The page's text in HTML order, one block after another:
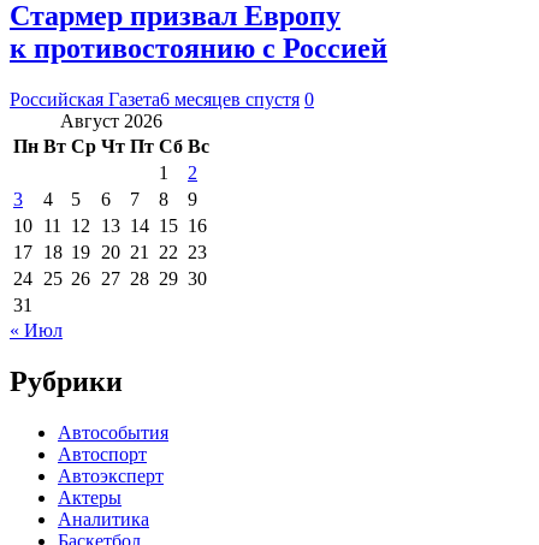
Стармер призвал Европу
к противостоянию с Россией
Российская Газета6 месяцев спустя 0
Август 2026
Пн Вт Ср Чт Пт Сб Вс
1
2
3
4 5 6 7 8
9
10 11 12 13 14 15 16
17 18 19 20 21 22 23
24 25 26 27 28 29 30
31
« Июл
Рубрики
Автособытия
Автоспорт
Автоэксперт
Актеры
Аналитика
Баскетбол